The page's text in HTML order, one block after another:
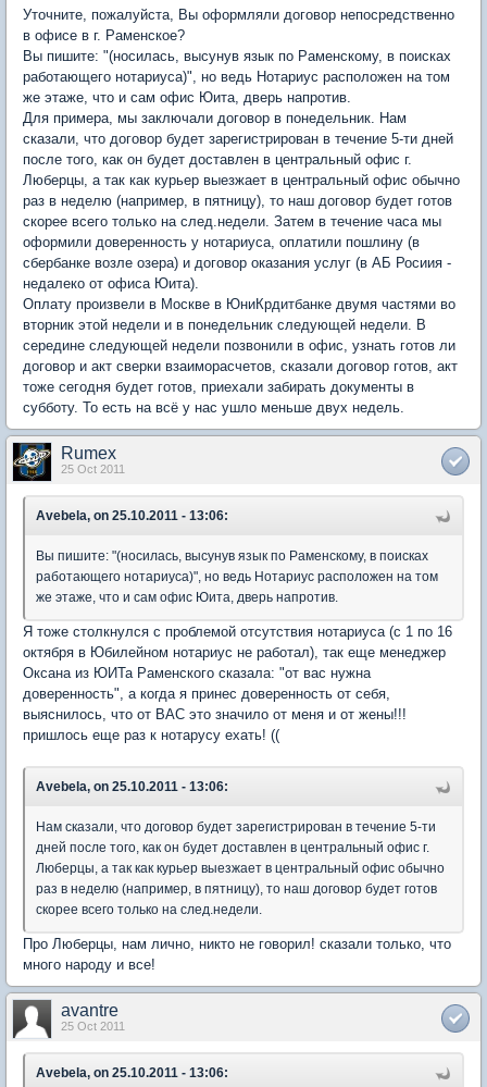
Уточните, пожалуйста, Вы оформляли договор непосредственно
в офисе в г. Раменское?
Вы пишите: "(носилась, высунув язык по Раменскому, в поисках
работающего нотариуса)", но ведь Нотариус расположен на том
же этаже, что и сам офис Юита, дверь напротив.
Для примера, мы заключали договор в понедельник. Нам
сказали, что договор будет зарегистрирован в течение 5-ти дней
после того, как он будет доставлен в центральный офис г.
Люберцы, а так как курьер выезжает в центральный офис обычно
раз в неделю (например, в пятницу), то наш договор будет готов
скорее всего только на след.недели. Затем в течение часа мы
оформили доверенность у нотариуса, оплатили пошлину (в
сбербанке возле озера) и договор оказания услуг (в АБ Росиия -
недалеко от офиса Юита).
Оплату произвели в Москве в ЮниКрдитбанке двумя частями во
вторник этой недели и в понедельник следующей недели. В
середине следующей недели позвонили в офис, узнать готов ли
договор и акт сверки взаиморасчетов, сказали договор готов, акт
тоже сегодня будет готов, приехали забирать документы в
субботу. То есть на всё у нас ушло меньше двух недель.
Rumex
25 Oct 2011
Avebela, on 25.10.2011 - 13:06:
Вы пишите: "(носилась, высунув язык по Раменскому, в поисках
работающего нотариуса)", но ведь Нотариус расположен на том
же этаже, что и сам офис Юита, дверь напротив.
Я тоже столкнулся с проблемой отсутствия нотариуса (с 1 по 16
октября в Юбилейном нотариус не работал), так еще менеджер
Оксана из ЮИТа Раменского сказала: "от вас нужна
доверенность", а когда я принес доверенность от себя,
выяснилось, что от ВАС это значило от меня и от жены!!!
пришлось еще раз к нотарусу ехать! ((
Avebela, on 25.10.2011 - 13:06:
Нам сказали, что договор будет зарегистрирован в течение 5-ти
дней после того, как он будет доставлен в центральный офис г.
Люберцы, а так как курьер выезжает в центральный офис обычно
раз в неделю (например, в пятницу), то наш договор будет готов
скорее всего только на след.недели.
Про Люберцы, нам лично, никто не говорил! сказали только, что
много народу и все!
avantre
25 Oct 2011
Avebela, on 25.10.2011 - 13:06: